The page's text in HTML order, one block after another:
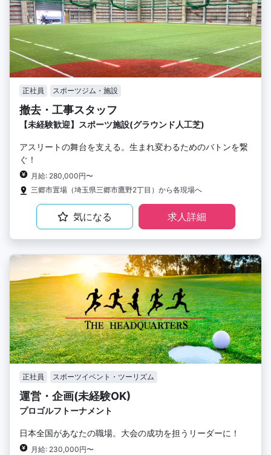
正社員 スポーツジム・施設
撤去・工事スタッフ
【未経験歓迎】スポーツ施設(グラウンド人工芝)
アスリートの舞台を支える。生まれ変わるためのバトンを繋
ぐ！
月給: 280,000円〜
三郷市置場（埼玉県三郷市鷹野2丁目）から各現場へ
気になる 求人詳細
正社員 スポーツイベント・ツーリズム
運営・企画(未経験OK)
プロゴルフトーナメント
日本全国があなたの職場。大会の成功を担うリーダーに！
月給: 230,000円〜